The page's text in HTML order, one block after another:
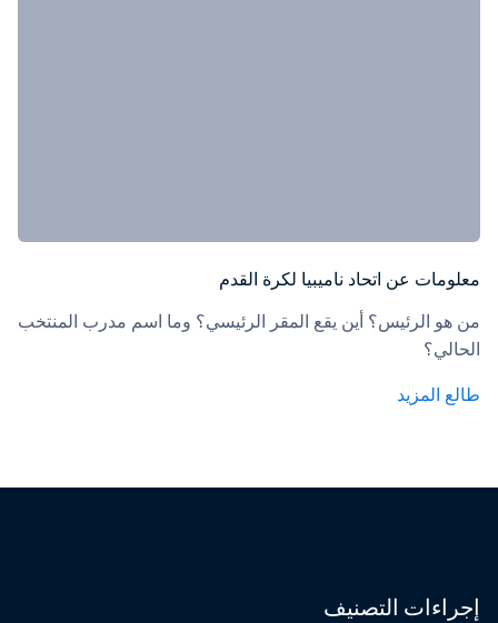
معلومات عن اتحاد ناميبيا لكرة القدم
الحالي؟
طالع المزيد
إجراءات التصنيف